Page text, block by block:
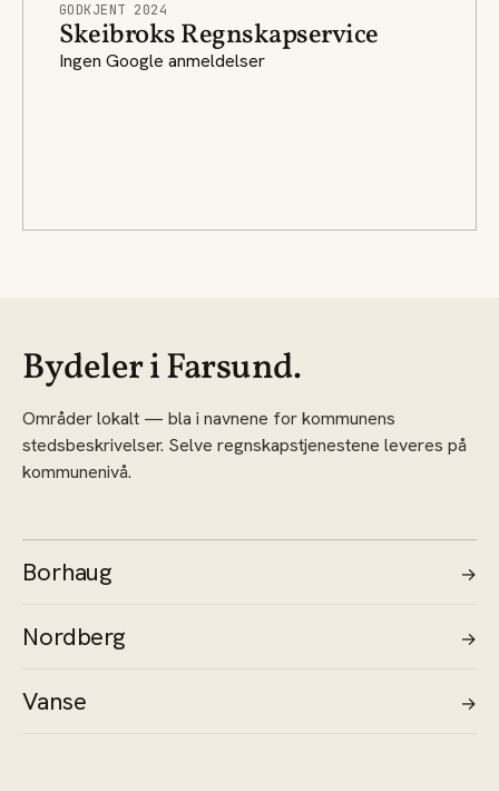
GODKJENT 2024
Skeibroks Regnskapservice
Ingen Google anmeldelser
Bydeler i Farsund.
Områder lokalt — bla i navnene for kommunens
stedsbeskrivelser. Selve regnskapstjenestene leveres på
kommunenivå.
Borhaug →
Nordberg →
Vanse →